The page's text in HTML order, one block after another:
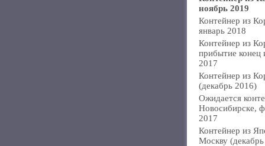
ноябрь 2019
Контейнер из
январь 2018
Контейнер из
прибытие конец
2017
Контейнер из
(декабрь 2016)
Ожидается
Новосибирске,
2017
Контейнер из
Москву